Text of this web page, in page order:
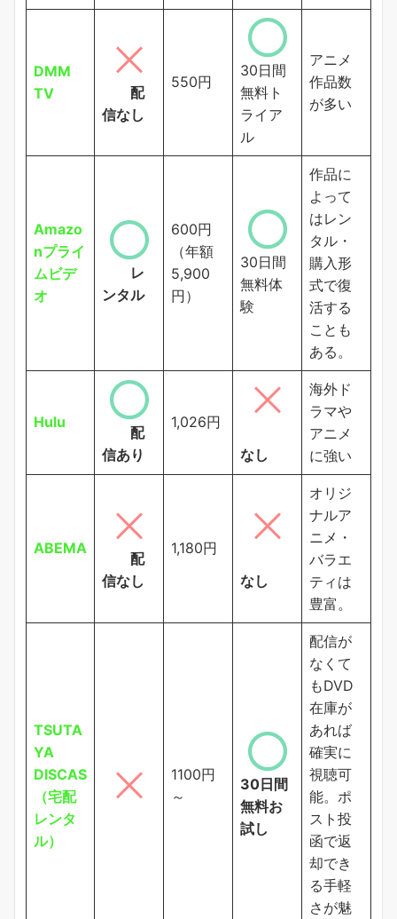
DMM
TV
配
信なし
550円
30日間
無料ト
ライア
ル
アニメ
作品数
が多い
Amazo
nプライ
ムビデ
オ
レ
ンタル
600円
（年額
5,900
円）
30日間
無料体
験
作品に
よって
はレン
タル・
購入形
式で復
活する
ことも
ある。
Hulu
配
信あり
1,026円
なし
海外ド
ラマや
アニメ
に強い
ABEMA
配
信なし
1,180円
なし
オリジ
ナルア
ニメ・
バラエ
ティは
豊富。
TSUTA
YA
DISCAS
（宅配
レンタ
ル）
1100円
～
30日間
無料お
試し
配信が
なくて
もDVD
在庫が
あれば
確実に
視聴可
能。ポ
スト投
函で返
却でき
る手軽
さが魅